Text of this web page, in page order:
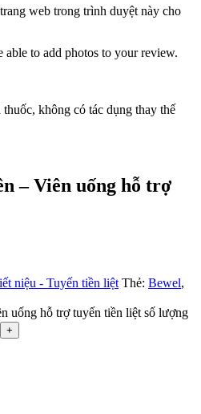
web trong trình duyệt này cho
able to add photos to your review.
không có tác dụng thay thế
– Viên uống hỗ trợ
niệu - Tuyến tiền liệt Thẻ: Bewel,
uống hỗ trợ tuyến tiền liệt số lượng